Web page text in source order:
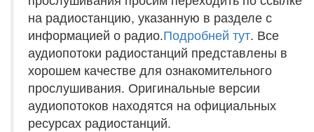
на радиостанцию, указанную в разделе с
информацией о радио.Подробней тут. Все
аудиопотоки радиостанций представлены в
хорошем качестве для ознакомительного
прослушивания. Оригинальные версии
аудиопотоков находятся на официальных
ресурсах радиостанций.